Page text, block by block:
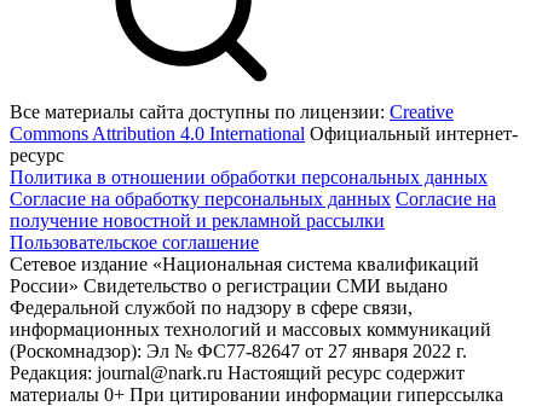
Все материалы сайта доступны по лицензии: Creative
Commons Attribution 4.0 International Официальный интернет-
ресурс
Политика в отношении обработки персональных данных
Согласие на обработку персональных данных Согласие на
получение новостной и рекламной рассылки
Пользовательское соглашение
Сетевое издание «Национальная система квалификаций
России» Свидетельство о регистрации СМИ выдано
Федеральной службой по надзору в сфере связи,
информационных технологий и массовых коммуникаций
(Роскомнадзор): Эл № ФС77-82647 от 27 января 2022 г.
Редакция: journal@nark.ru Настоящий ресурс содержит
материалы 0+ При цитировании информации гиперссылка